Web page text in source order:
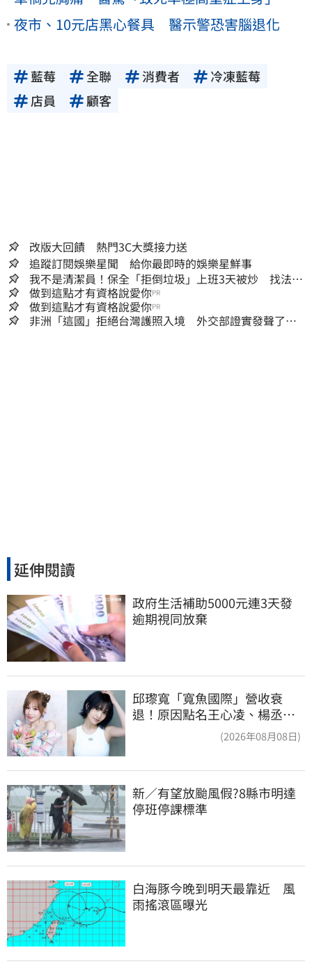
夜市、10元店黑心餐具 醫示警恐害腦退化
藍莓 全聯 消費者
冷凍藍莓
店員
顧客
改版大回饋 熱門3C大獎接力送
追蹤訂閱娛樂星聞 給你最即時的娛樂星鮮事
我不是清潔員！保全「拒倒垃圾」上班3天被炒 找法院
討公道結果出爐
做到這點才有資格說愛你PR
做到這點才有資格說愛你PR
非洲「這國」拒絕台灣護照入境 外交部證實發聲了：
延伸閱讀
政府生活補助5000元連3天發
逾期視同放棄
邱瓈寬「寬魚國際」營收衰
退！原因點名王心凌、楊丞琳
(2026年08月08日)
新／有望放颱風假?8縣市明達
停班停課標準
白海豚今晚到明天最靠近　風
雨搖滾區曝光